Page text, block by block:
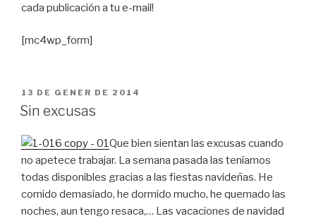
cada publicación a tu e-mail!
[mc4wp_form]
PUBLICAT
A
13 DE GENER DE 2014
Sin excusas
Que bien sientan las excusas cuando
no apetece trabajar. La semana pasada las teníamos
todas disponibles gracias a las fiestas navideñas. He
comido demasiado, he dormido mucho, he quemado las
noches, aun tengo resaca,… Las vacaciones de navidad